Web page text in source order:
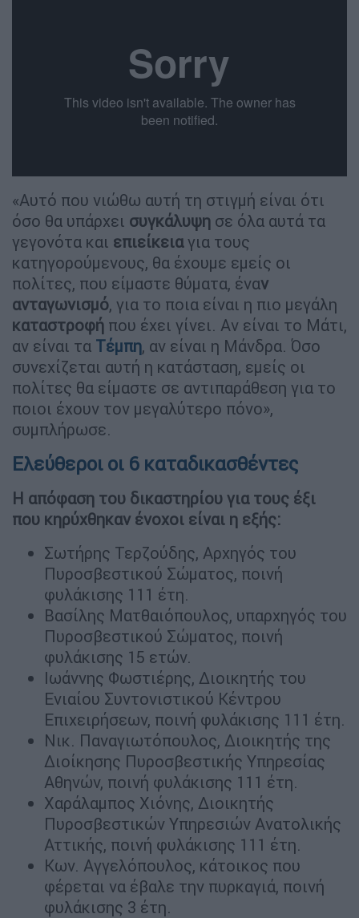
«Αυτό που νιώθω αυτή τη στιγμή είναι ότι
όσο θα υπάρχει συγκάλυψη σε όλα αυτά τα
γεγονότα και επιείκειαγια τους
κατηγορούμενους, θα έχουμε εμείς οι
πολίτες, που είμαστε θύματα, έναν
ανταγωνισμό, για το ποια είναι η πιο μεγάλη
καταστροφή που έχει γίνει. Αν είναι το Μάτι,
αν είναι τα Τέμπη, αν είναι η Μάνδρα. Όσο
συνεχίζεται αυτή η κατάσταση, εμείς οι
πολίτες θα είμαστε σε αντιπαράθεση για το
ποιοι έχουν τον μεγαλύτερο πόνο»,
συμπλήρωσε.
Ελεύθεροι οι 6 καταδικασθέντες
Η απόφαση του δικαστηρίου για τους έξι
που κηρύχθηκαν ένοχοι είναι η εξής:
Σωτήρης Τερζούδης, Αρχηγός του
Πυροσβεστικού Σώματος, ποινή
φυλάκισης 111 έτη.
Βασίλης Ματθαιόπουλος, υπαρχηγός του
Πυροσβεστικού Σώματος, ποινή
φυλάκισης 15 ετών.
Ιωάννης Φωστιέρης, Διοικητής του
Ενιαίου Συντονιστικού Κέντρου
Επιχειρήσεων, ποινή φυλάκισης 111 έτη.
Νικ. Παναγιωτόπουλος, Διοικητής της
Διοίκησης Πυροσβεστικής Υπηρεσίας
Αθηνών, ποινή φυλάκισης 111 έτη.
Χαράλαμπος Χιόνης, Διοικητής
Πυροσβεστικών Υπηρεσιών Ανατολικής
Αττικής, ποινή φυλάκισης 111 έτη.
Κων. Αγγελόπουλος, κάτοικος που
φέρεται να έβαλε την πυρκαγιά, ποινή
φυλάκισης 3 έτη.